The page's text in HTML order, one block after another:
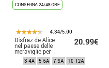
CONSEGNA 24/48 ORE
4.34/5.00
Disfraz de Alice
nel paese delle
meraviglie per
bambina
20.99€
3-4A 5-6A 7-9A 10-12A